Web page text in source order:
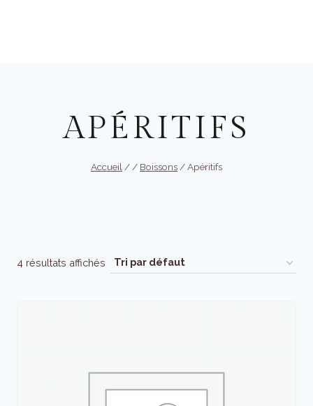
APÉRITIFS
Accueil / / Boissons /Apéritifs
4 résultats affichés